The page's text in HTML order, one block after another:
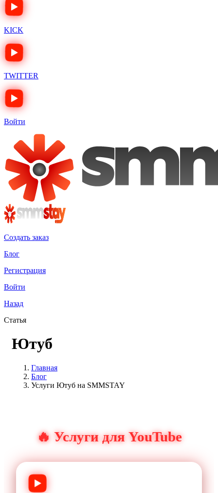
KICK
TWITTER
Войти
Создать заказ
Блог
Регистрация
Войти
Назад
Статья
Ютуб
Главная
Блог
Услуги Ютуб на SMMSTAY
🔥 Услуги для YouTube